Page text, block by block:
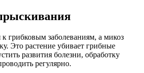
грибковым заболеваниям, а микоз
Это растение убивает грибные
развития болезни, обработку
регулярно.